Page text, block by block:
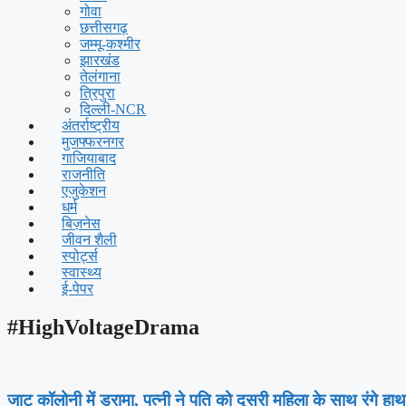
गोवा
छत्तीसगढ़
जम्मू-कश्मीर
झारखंड
तेलंगाना
त्रिपुरा
दिल्ली-NCR
अंतर्राष्ट्रीय
मुजफ्फरनगर
गाजियाबाद
राजनीति
एजुकेशन
धर्म
बिज़नेस
जीवन शैली
स्पोर्ट्स
स्वास्थ्य
ई-पेपर
#HighVoltageDrama
जाट कॉलोनी में ड्रामा, पत्नी ने पति को दूसरी महिला के साथ रंगे